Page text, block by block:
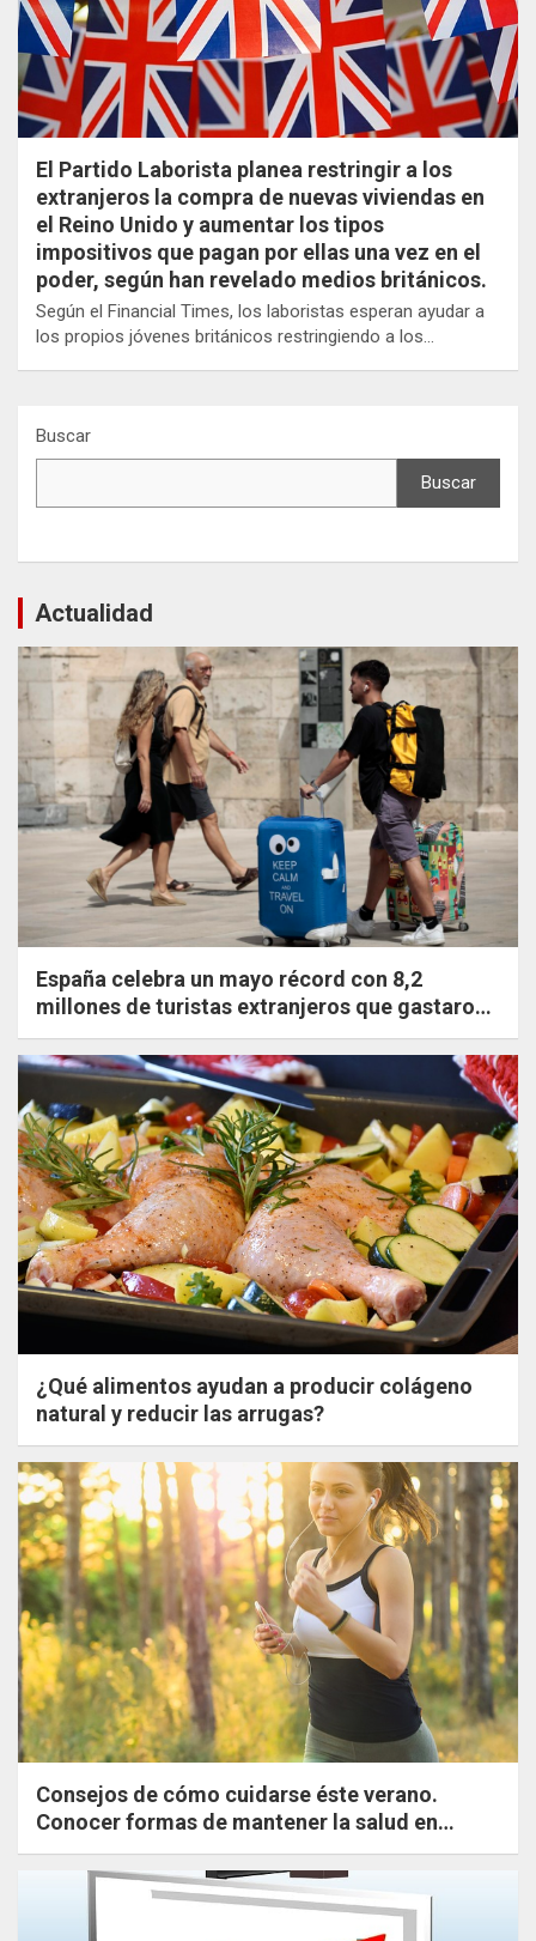
El Partido Laborista planea restringir a los
extranjeros la compra de nuevas viviendas en
el Reino Unido y aumentar los tipos
impositivos que pagan por ellas una vez en el
poder, según han revelado medios británicos.
Según el Financial Times, los laboristas esperan ayudar a
los propios jóvenes británicos restringiendo a los…
Buscar
Buscar
Actualidad
España celebra un mayo récord con 8,2
millones de turistas extranjeros que gastaron
un 20,8% más que en 2019.
¿Qué alimentos ayudan a producir colágeno
natural y reducir las arrugas?
Consejos de cómo cuidarse éste verano.
Conocer formas de mantener la salud en
verano. Ejercicios sencillos y saludables.